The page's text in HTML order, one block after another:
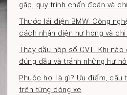
gặp, quy trình chẩn đoán và
Thước lái điện BMW: Công
cách nhận diện hư hỏng và
Thay dầu hộp số CVT: Khi nào
đúng dầu và tránh những hư
Phuộc hơi là gì? Ưu điểm, cấu
trên từng dòng xe